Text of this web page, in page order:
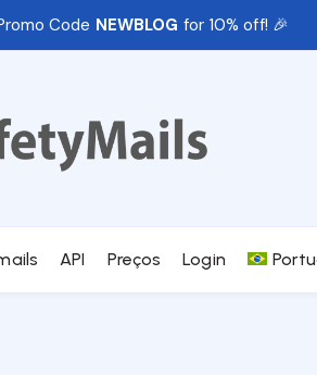
Code NEWBLOG for 10% off! 🎉
API Preços Login